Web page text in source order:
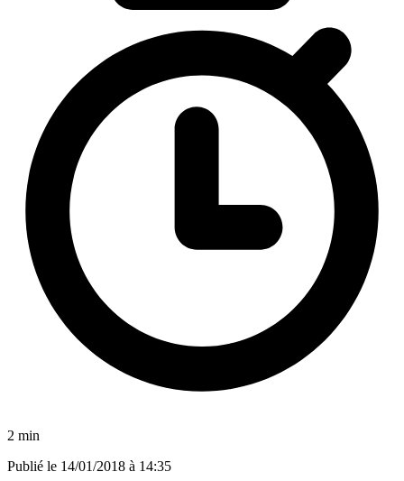
2 min
Publié le 14/01/2018 à 14:35